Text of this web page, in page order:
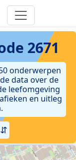
2671
onderwerpen
data over de
leefomgeving
en uitleg